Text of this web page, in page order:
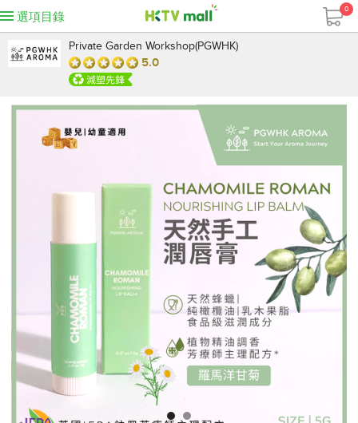
選項目錄
0
Private Garden Workshop(PGWHK)
5.0